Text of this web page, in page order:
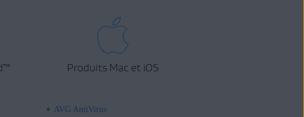
™ Produits Mac et iOS
AVG AntiVirus